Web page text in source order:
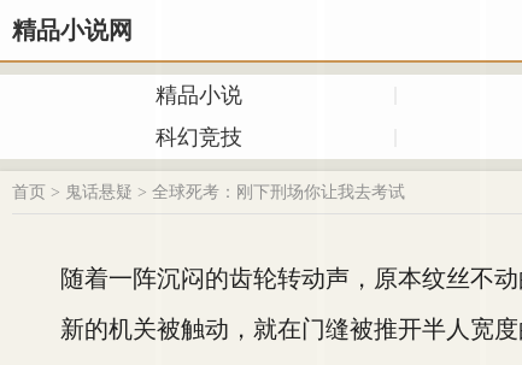
精品小说网
精品小说
科幻竞技
首页 > 鬼话悬疑 > 全球死考：刚下刑场你让我去考试
随着一阵沉闷的齿轮转动声，原本纹丝不动
新的机关被触动，就在门缝被推开半人宽度